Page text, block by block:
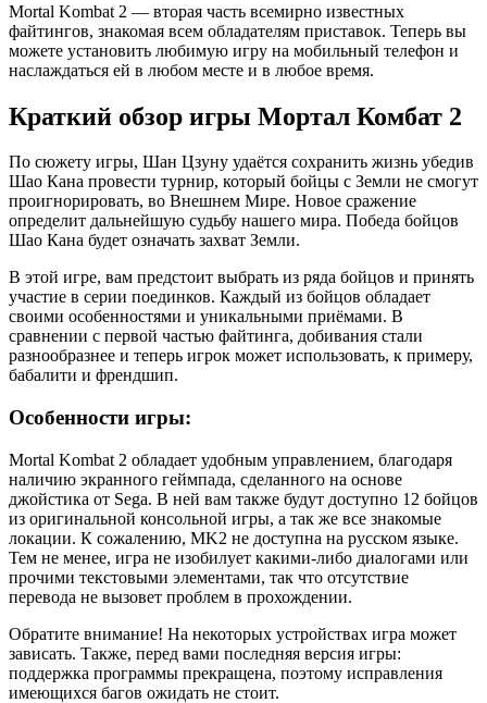
Mortal Kombat 2 — вторая часть всемирно известных
файтингов, знакомая всем обладателям приставок. Теперь вы
можете установить любимую игру на мобильный телефон и
наслаждаться ей в любом месте и в любое время.
Краткий обзор игры Мортал Комбат 2
По сюжету игры, Шан Цзуну удаётся сохранить жизнь убедив
Шао Кана провести турнир, который бойцы с Земли не смогут
проигнорировать, во Внешнем Мире. Новое сражение
определит дальнейшую судьбу нашего мира. Победа бойцов
Шао Кана будет означать захват Земли.
В этой игре, вам предстоит выбрать из ряда бойцов и принять
участие в серии поединков. Каждый из бойцов обладает
своими особенностями и уникальными приёмами. В
сравнении с первой частью файтинга, добивания стали
разнообразнее и теперь игрок может использовать, к примеру,
бабалити и френдшип.
Особенности игры:
Mortal Kombat 2 обладает удобным управлением, благодаря
наличию экранного геймпада, сделанного на основе
джойстика от Sega. В ней вам также будут доступно 12 бойцов
из оригинальной консольной игры, а так же все знакомые
локации. К сожалению, MK2 не доступна на русском языке.
Тем не менее, игра не изобилует какими-либо диалогами или
прочими текстовыми элементами, так что отсутствие
перевода не вызовет проблем в прохождении.
Обратите внимание! На некоторых устройствах игра может
зависать. Также, перед вами последняя версия игры:
поддержка программы прекращена, поэтому исправления
имеющихся багов ожидать не стоит.